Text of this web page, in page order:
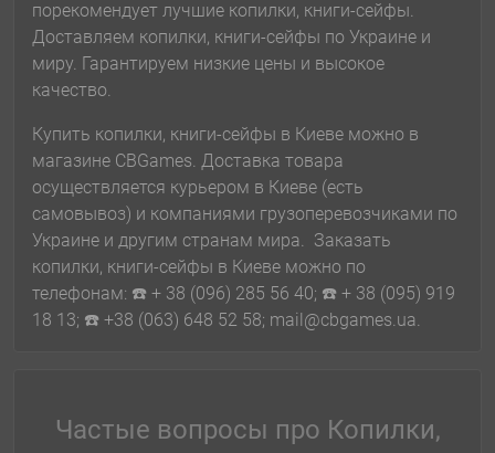
порекомендует лучшие копилки, книги-сейфы.
Доставляем копилки, книги-сейфы по Украине и
миру. Гарантируем низкие цены и высокое
качество.
Купить копилки, книги-сейфы в Киеве можно в
магазине CBGames. Доставка товара
осуществляется курьером в Киеве (есть
самовывоз) и компаниями грузоперевозчиками по
Украине и другим странам мира. Заказать
копилки, книги-сейфы в Киеве можно по
телефонам: ☎️ + 38 (096) 285 56 40; ☎️ + 38 (095) 919
18 13; ☎️ +38 (063) 648 52 58; mail@cbgames.ua.
Частые вопросы про Копилки,